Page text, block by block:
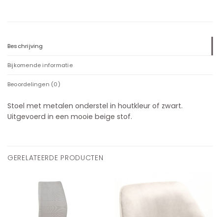
Beschrijving
Bijkomende informatie
Beoordelingen (0)
Stoel met metalen onderstel in houtkleur of zwart.
Uitgevoerd in een mooie beige stof.
GERELATEERDE PRODUCTEN